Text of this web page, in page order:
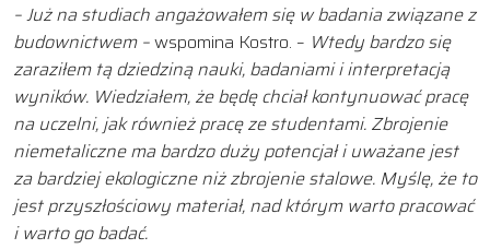
– Już na studiach angażowałem się w badania związane z
budownictwem –wspomina Kostro. – Wtedy bardzo się
zaraziłem tą dziedziną nauki, badaniami i interpretacją
wyników. Wiedziałem, że będę chciał kontynuować pracę
na uczelni, jak również pracę ze studentami. Zbrojenie
niemetaliczne ma bardzo duży potencjał i uważane jest
za bardziej ekologiczne niż zbrojenie stalowe. Myślę, że to
jest przyszłościowy materiał, nad którym warto pracować
i warto go badać.